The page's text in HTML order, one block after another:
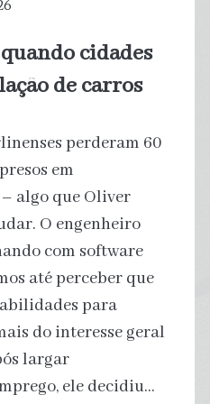
cidades
de carros
perderam 60
em
algo que Oliver
O engenheiro
com software
até perceber que
para
do interesse geral
largar
ele decidiu…